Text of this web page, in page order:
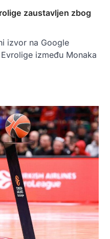
zaustavljen zbog
izvor na Google
između Monaka